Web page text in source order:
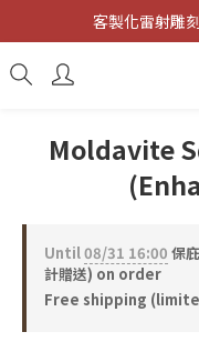
客製化雷射雕
客製化雷射雕
避邪防小
Moldavite
Until08/31 16:00 保
計贈送) on order
Free shipping